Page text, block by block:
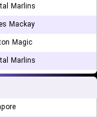
Marlins
Mackay
Magic
Marlins